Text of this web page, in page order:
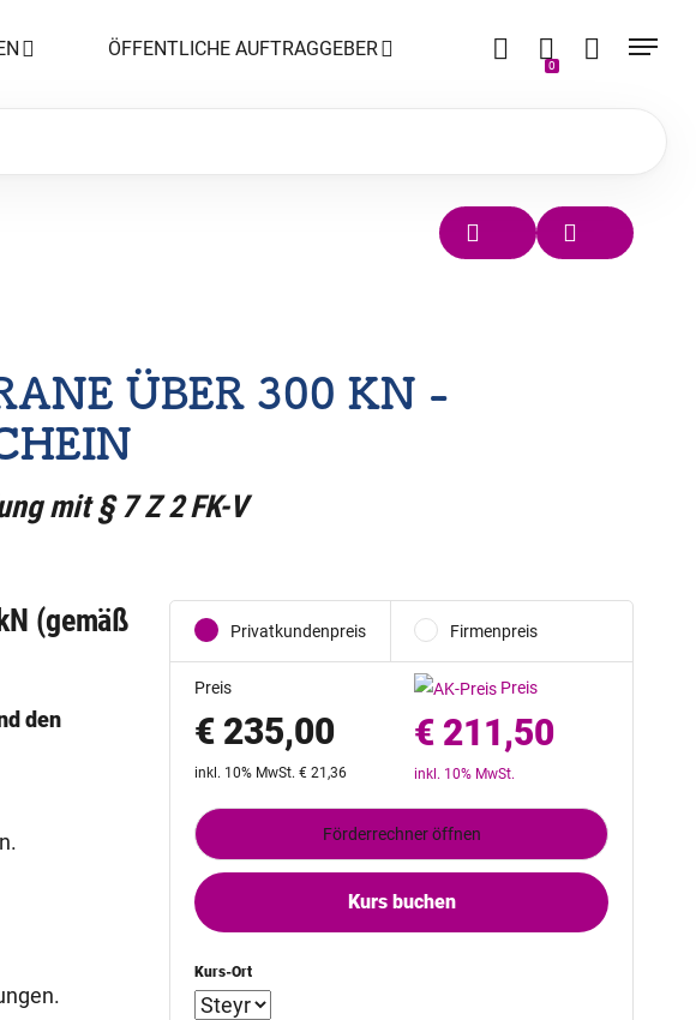
ÖFFENTLICHE AUFTRAGGEBER
0
ÜBER 300 KN -
mit § 7 Z 2 FK-V
(gemäß
den
Kurs-Ort
Privatkundenpreis Firmenpreis
Preis
€ 235,00
inkl. 10% MwSt. € 21,36
Preis
€ 211,50
inkl. 10% MwSt.
Förderrechner öffnen
Kurs buchen